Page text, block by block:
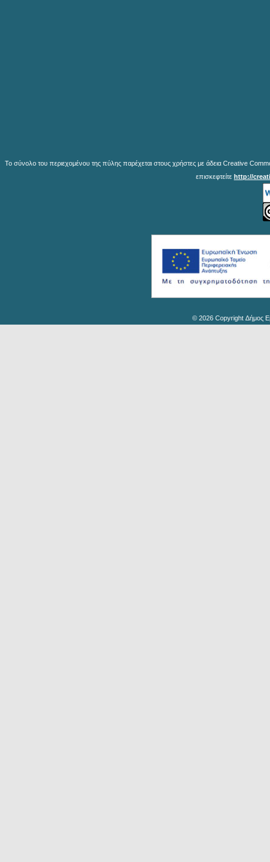
Το σύνολο του περιεχομένου της πύλης παρέχεται στους χρήστες με άδεια Creative
επισκεφτείτε http://
© 2026 Copyright Δήμος